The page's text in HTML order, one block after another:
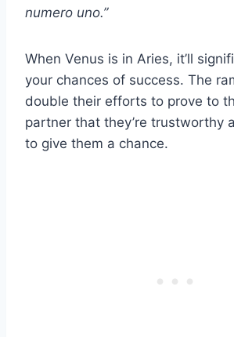
numero uno.”
When Venus is in Aries, it’ll
your chances of success. The
double their efforts to prove to
partner that they’re trustworthy
to give them a chance.